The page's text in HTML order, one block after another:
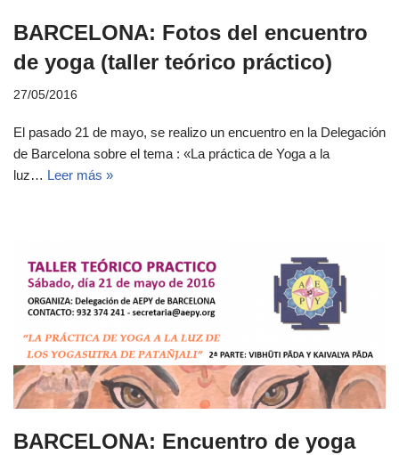
BARCELONA: Fotos del encuentro
de yoga (taller teórico práctico)
27/05/2016
El pasado 21 de mayo, se realizo un encuentro en la Delegación
de Barcelona sobre el tema : «La práctica de Yoga a la
luz… Leer más »
BARCELONA: Encuentro de yoga